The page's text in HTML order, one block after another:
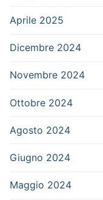
Aprile 2025
Dicembre 2024
Novembre 2024
Ottobre 2024
Agosto 2024
Giugno 2024
Maggio 2024